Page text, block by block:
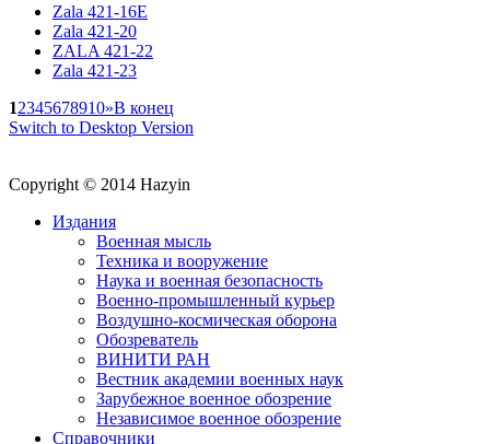
Zala 421-16E
Zala 421-20
ZALA 421-22
Zala 421-23
12345678910»В конец
Switch to Desktop Version
Copyright © 2014 Hazyin
Издания
Военная мысль
Техника и вооружение
Наука и военная безопасность
Военно-промышленный курьер
Воздушно-космическая оборона
Обозреватель
ВИНИТИ РАН
Вестник академии военных наук
Зарубежное военное обозрение
Независимое военное обозрение
Справочники